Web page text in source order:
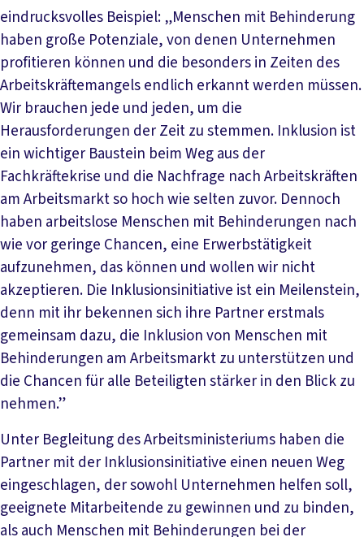
eindrucksvolles Beispiel: „Menschen mit Behinderung
haben große Potenziale, von denen Unternehmen
profitieren können und die besonders in Zeiten des
Arbeitskräftemangels endlich erkannt werden müssen.
Wir brauchen jede und jeden, um die
Herausforderungen der Zeit zu stemmen. Inklusion ist
ein wichtiger Baustein beim Weg aus der
Fachkräftekrise und die Nachfrage nach Arbeitskräften
am Arbeitsmarkt so hoch wie selten zuvor. Dennoch
haben arbeitslose Menschen mit Behinderungen nach
wie vor geringe Chancen, eine Erwerbstätigkeit
aufzunehmen, das können und wollen wir nicht
akzeptieren. Die Inklusionsinitiative ist ein Meilenstein,
denn mit ihr bekennen sich ihre Partner erstmals
gemeinsam dazu, die Inklusion von Menschen mit
Behinderungen am Arbeitsmarkt zu unterstützen und
die Chancen für alle Beteiligten stärker in den Blick zu
nehmen.”
Unter Begleitung des Arbeitsministeriums haben die
Partner mit der Inklusionsinitiative einen neuen Weg
eingeschlagen, der sowohl Unternehmen helfen soll,
geeignete Mitarbeitende zu gewinnen und zu binden,
als auch Menschen mit Behinderungen bei der